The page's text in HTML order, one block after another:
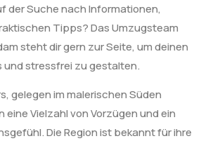
der Suche nach Informationen,
Tipps? Das Umzugsteam
steht dir gern zur Seite, um deinen
und stressfrei zu gestalten.
gelegen im malerischen Süden
Vielzahl von Vorzügen und ein
Die Region ist bekannt für ihre